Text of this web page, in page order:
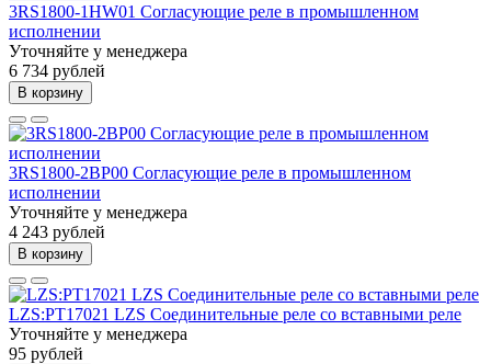
3RS1800-1HW01 Согласующие реле в промышленном
исполнении
Уточняйте у менеджера
6 734 рублей
В корзину
3RS1800-2BP00 Согласующие реле в промышленном
исполнении
Уточняйте у менеджера
4 243 рублей
В корзину
LZS:PT17021 LZS Соединительные реле со вставными реле
Уточняйте у менеджера
95 рублей